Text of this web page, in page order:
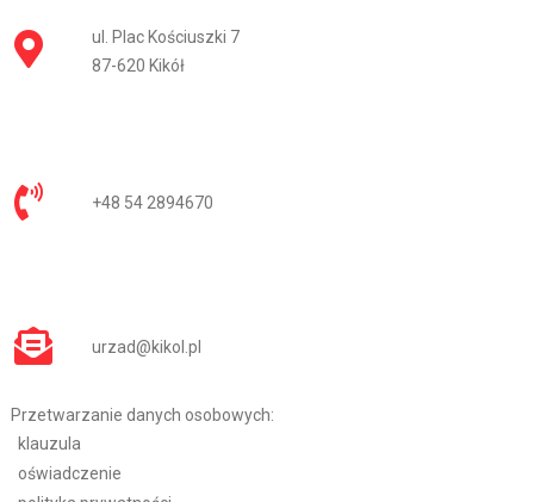
ul. Plac Kościuszki 7
87-620 Kikół
+48 54 2894670
urzad@kikol.pl
Przetwarzanie danych osobowych:
klauzula
oświadczenie